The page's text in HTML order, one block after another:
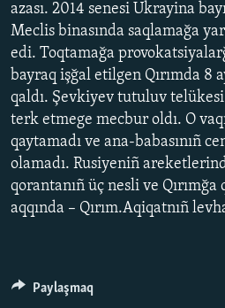
QOŞULIÑIZ!
RFE/RS bütün saytları
240p
720p
azası. 2014 senesi Ukrayina
Meclis binasında saqlamağa
edi. Toqtamağa
bayraq işğal etilgen Qırımda 8
qaldı. Şevkiyev tutuluv telükesi
terk etmege mecbur oldı. O
qaytamadı ve ana-babasınıñ
olamadı. Rusiyeniñ
qorantanıñ üç nesli ve
aqqında – Qırım.Aqiqatnıñ
Paylaşmaq